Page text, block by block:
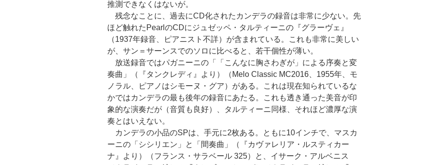
推測できなくはないが。
残念なことに、過去にCD化されたカンデラの録音は非常に少ない。先
ほど触れたPearlのCDにジュゼッペ・タルティーニの『グラーヴェ』
（1937年録音、ピアニスト不詳）が含まれている。これも非常に美しい
が、サン＝サーンスでのソロに比べると、若干個性が薄い。
放送録音ではパガニーニの「「こんなに胸さわぎが」による序奏と変
奏曲」（『タンクレディ』より）（Melo Classic MC2016、1955年、モ
ノラル、ピアノはシモーヌ・グア）がある。これは現在知られているな
かではカンデラの最も後年の録音にあたる。これも透き通った美音が印
象的な演奏だが（音質も良好）、タルティーニ同様、それほど濃厚な演
奏とはいえない。
カンデラの小品のSPは、手元に2枚ある。ともに10インチで、マスカ
ーニの「シシリエン」と「間奏曲」（『カヴァレリア・ルスティカー
ナ』より）（フランス・サラベール 325）と、イサーク・アルベニス